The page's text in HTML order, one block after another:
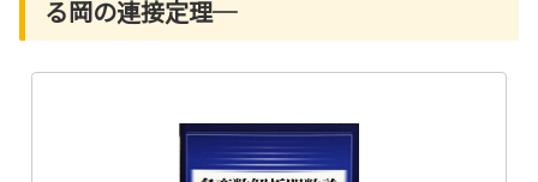
る岡の連接定理─